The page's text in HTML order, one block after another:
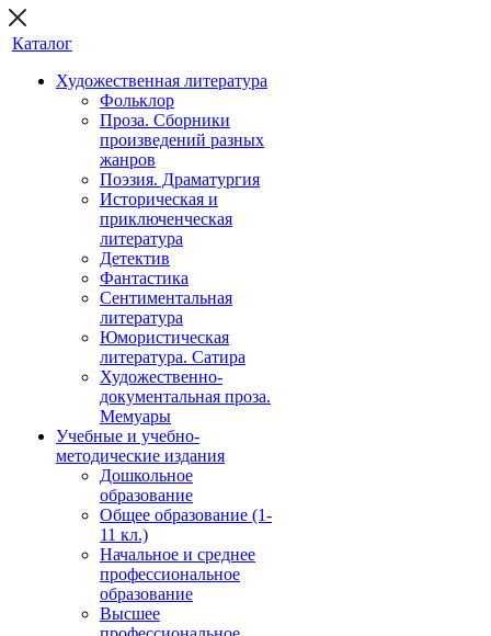
Каталог
Художественная литература
Фольклор
Проза. Сборники
произведений разных
жанров
Поэзия. Драматургия
Историческая и
приключенческая
литература
Детектив
Фантастика
Сентиментальная
литература
Юмористическая
литература. Сатира
Художественно-
документальная проза.
Мемуары
Учебные и учебно-
методические издания
Дошкольное
образование
Общее образование (1-
11 кл.)
Начальное и среднее
профессиональное
образование
Высшее